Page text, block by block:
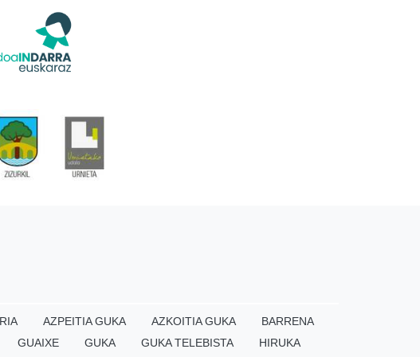
AZPEITIA GUKA AZKOITIA GUKA
BARRENA
GUAIXE GUKA GUKA TELEBISTA HIRUKA